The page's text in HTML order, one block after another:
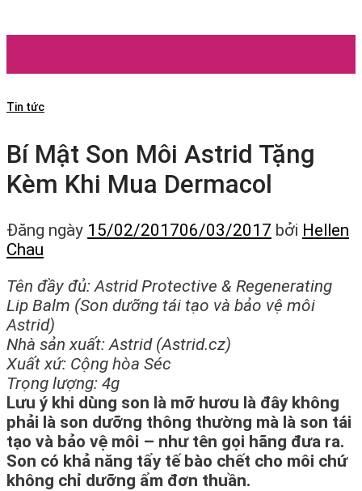
Tin tức
Bí Mật Son Môi Astrid Tặng
Kèm Khi Mua Dermacol
Đăng ngày 15/02/201706/03/2017 bởi Hellen
Chau
Tên đầy đủ: Astrid Protective & Regenerating
Lip Balm (Son dưỡng tái tạo và bảo vệ môi
Astrid)
Nhà sản xuất: Astrid (Astrid.cz)
Xuất xứ: Cộng hòa Séc
Trọng lượng: 4g
Lưu ý khi dùng son là mỡ hươu là đây không
phải là son dưỡng thông thường mà là son tái
tạo và bảo vệ môi – như tên gọi hãng đưa ra.
Son có khả năng tẩy tế bào chết cho môi chứ
không chỉ dưỡng ẩm đơn thuần.